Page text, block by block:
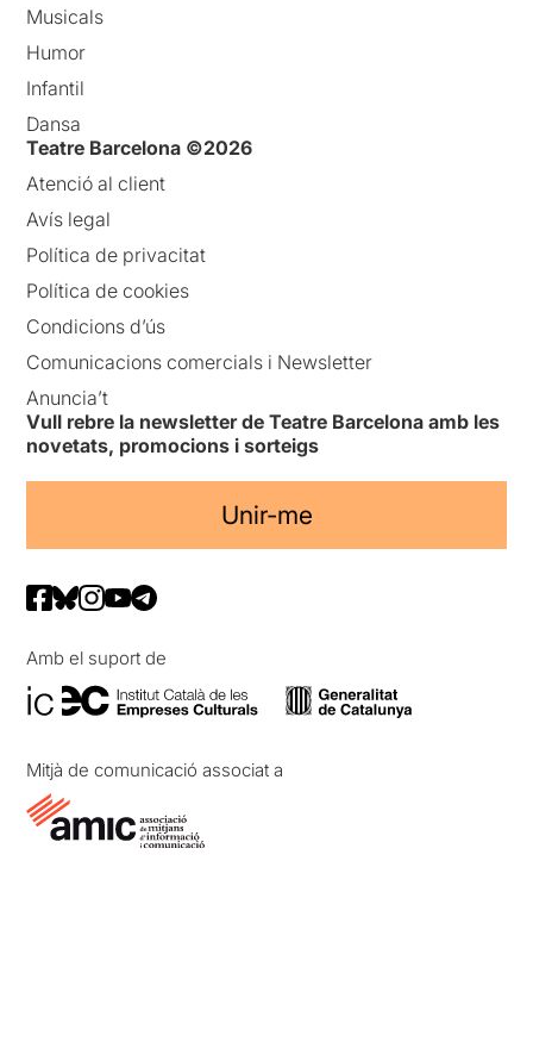
Musicals
Humor
Infantil
Dansa
Teatre Barcelona ©2026
Atenció al client
Avís legal
Política de privacitat
Política de cookies
Condicions d’ús
Comunicacions comercials i Newsletter
Anuncia’t
Vull rebre la newsletter de Teatre Barcelona amb les
novetats, promocions i sorteigs
Unir-me
Amb el suport de
Mitjà de comunicació associat a